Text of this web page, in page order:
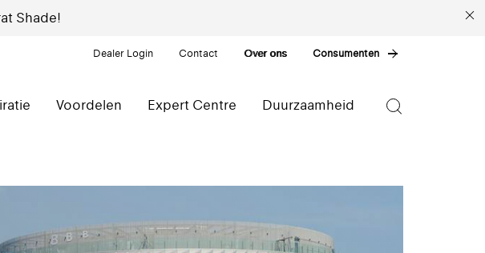
Shade!
Dealer Login Contact Over ons Consumenten
Voordelen Expert Centre Duurzaamheid